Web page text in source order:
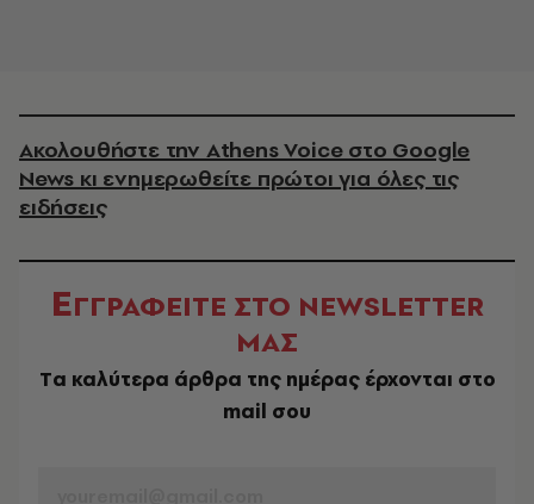
Ακολουθήστε την Athens Voice στο Google
News κι ενημερωθείτε πρώτοι για όλες τις
ειδήσεις
ΕΓΓΡΑΦΕΙΤΕ ΣΤΟ NEWSLETTER
ΜΑΣ
Tα καλύτερα άρθρα της ημέρας έρχονται στο
mail σου